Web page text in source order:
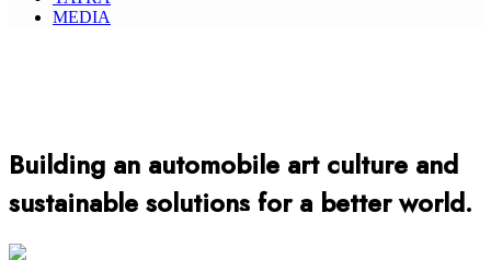
MEDIA
Building an automobile art culture and
sustainable solutions for a better world.
ART